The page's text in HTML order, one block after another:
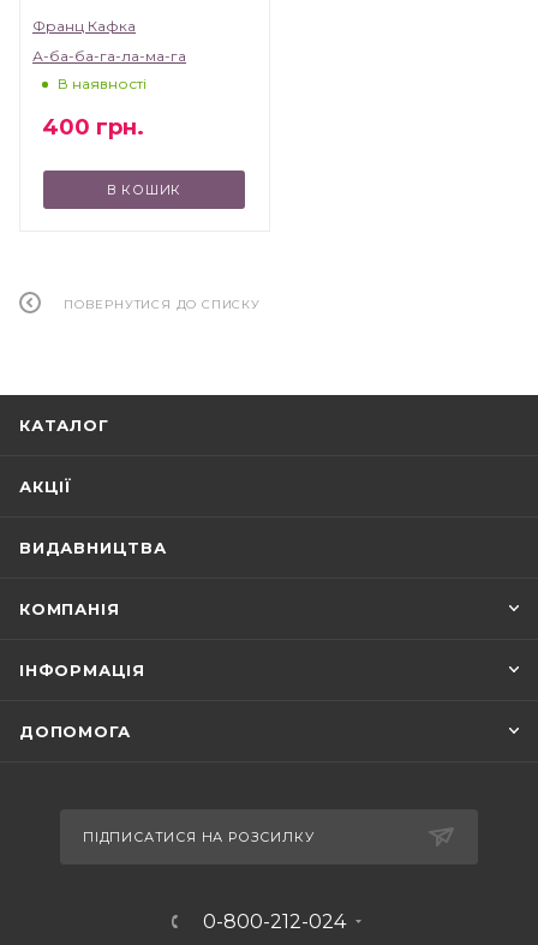
Франц Кафка
А-ба-ба-га-ла-ма-га
В наявності
400 грн.
В КОШИК
ПОВЕРНУТИСЯ ДО СПИСКУ
КАТАЛОГ
АКЦІЇ
ВИДАВНИЦТВА
КОМПАНІЯ
ІНФОРМАЦІЯ
ДОПОМОГА
ПІДПИСАТИСЯ НА РОЗСИЛКУ
0-800-212-024